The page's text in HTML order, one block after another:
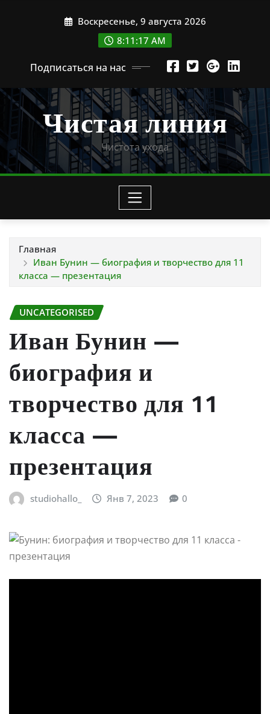
Воскресенье, 9 августа 2026
8:11:18 AM
Подписаться на нас
Чистая линия
Чистота ухода
Главная
Иван Бунин — биография и творчество для 11
класса — презентация
UNCATEGORISED
Иван Бунин —
биография и
творчество для 11
класса —
презентация
studiohallo_ Янв 7, 2023 0